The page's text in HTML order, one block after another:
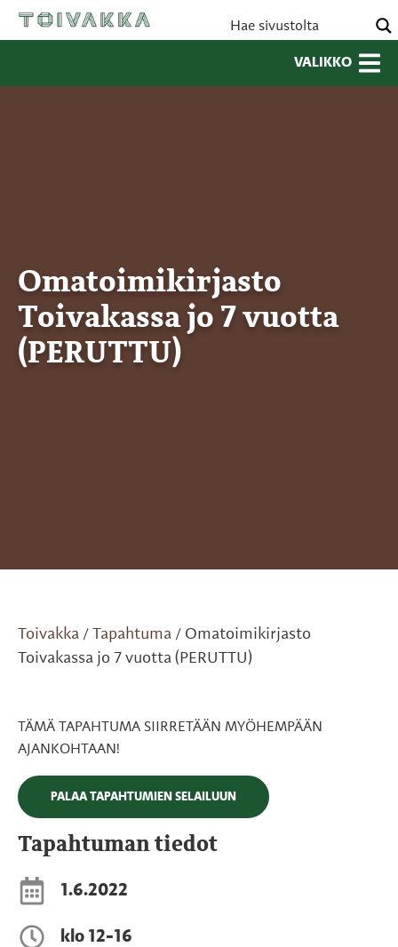
VALIKKO
Omatoimikirjasto
Toivakassa jo 7 vuotta
(PERUTTU)
Toivakka / Tapahtuma / Omatoimikirjasto
Toivakassa jo 7 vuotta (PERUTTU)
TÄMÄ TAPAHTUMA SIIRRETÄÄN MYÖHEMPÄÄN
AJANKOHTAAN!
PALAA TAPAHTUMIEN SELAILUUN
Tapahtuman tiedot
1.6.2022
klo 12-16